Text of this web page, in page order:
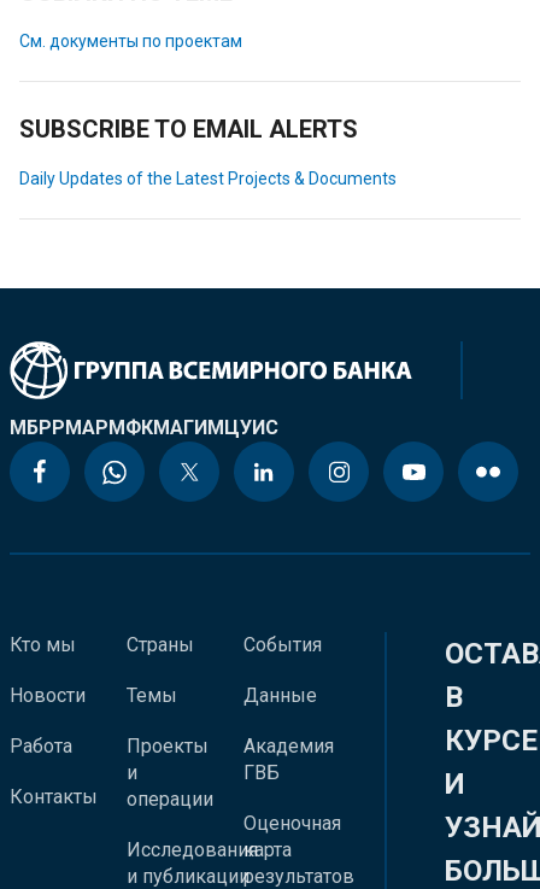
См. документы по проектам
SUBSCRIBE TO EMAIL ALERTS
Daily Updates of the Latest Projects & Documents
МБРРМАРМФКМАГИМЦУИС
Кто мы
Новости
Работа
Контакты
Страны
Темы
Проекты
и
операции
Исследования
и публикации
События
Данные
Академия
ГВБ
Оценочная
карта
результатов
В
КУРСЕ
И